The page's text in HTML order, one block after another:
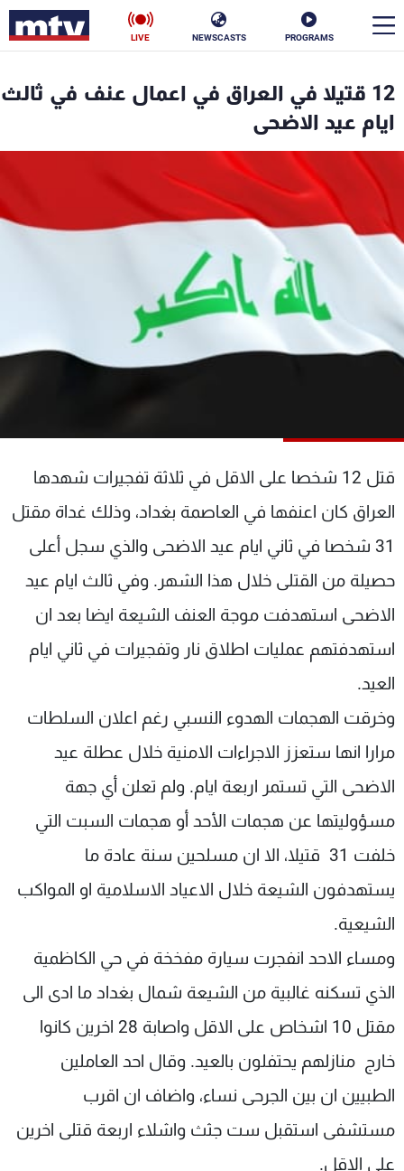
PROGRAMS
NEWSCASTS
LIVE
12 قتيلا في العراق في اعمال عنف في ثالث
ايام عيد الاضحى
قتل 12 شخصا على الاقل في ثلاثة تفجيرات شهدها
العراق كان اعنفها في العاصمة بغداد، وذلك غداة مقتل
31 شخصا في ثاني ايام عيد الاضحى والذي سجل أعلى
حصيلة من القتلى خلال هذا الشهر. وفي ثالث ايام عيد
الاضحى استهدفت موجة العنف الشيعة ايضا بعد ان
استهدفتهم عمليات اطلاق نار وتفجيرات في ثاني ايام
العيد.
وخرقت الهجمات الهدوء النسبي رغم اعلان السلطات
مرارا انها ستعزز الاجراءات الامنية خلال عطلة عيد
الاضحى التي تستمر اربعة ايام. ولم تعلن أي جهة
مسؤوليتها عن هجمات الأحد أو هجمات السبت التي
خلفت 31 قتيلا، الا ان مسلحين سنة عادة ما
يستهدفون الشيعة خلال الاعياد الاسلامية او المواكب
الشيعية.
ومساء الاحد انفجرت سيارة مفخخة في حي الكاظمية
الذي تسكنه غالبية من الشيعة شمال بغداد ما ادى الى
مقتل 10 اشخاص على الاقل واصابة 28 اخرين كانوا
خارج منازلهم يحتفلون بالعيد. وقال احد العاملين
الطبيين ان بين الجرحى نساء، واضاف ان اقرب
مستشفى استقبل ست جثث واشلاء اربعة قتلى اخرين
على الاقل.
الأخبار
سياسة
إقتصاد
منوعات
كأس العالم
عن MTV
الإنـتـاج
لاعلاناتكم
وظائف
شروط الإسـتخدام